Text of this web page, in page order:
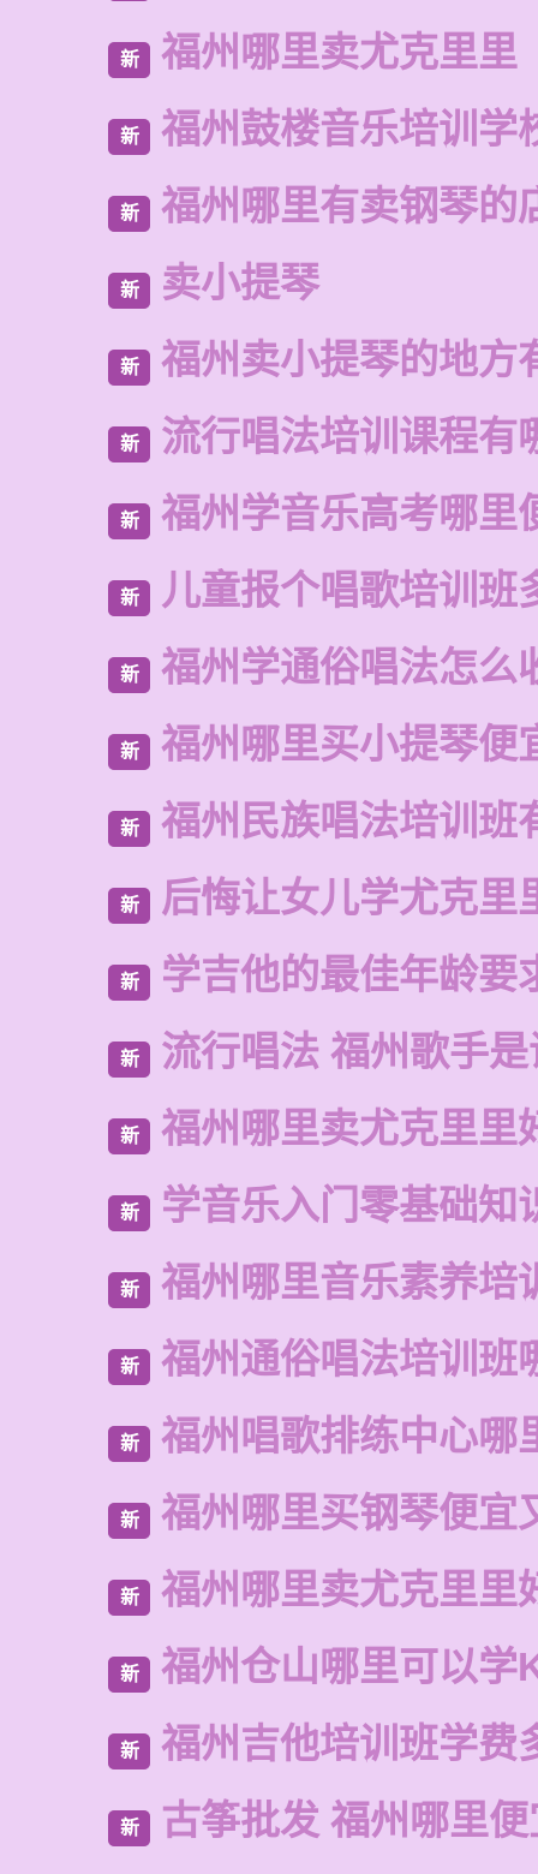
新 福州哪里卖尤克里里
新 福州鼓楼音乐培训学
新 福州哪里有卖钢琴的
新 卖小提琴
新 福州卖小提琴的地方
新 流行唱法培训课程有
新 福州学音乐高考哪里
新 儿童报个唱歌培训班
新 福州学通俗唱法怎么
新 福州哪里买小提琴便
新 福州民族唱法培训班
新 后悔让女儿学尤克里
新 学吉他的最佳年龄要
新 流行唱法 福州歌手是
新 福州哪里卖尤克里里
新 学音乐入门零基础知
新 福州哪里音乐素养培
新 福州通俗唱法培训班
新 福州唱歌排练中心哪
新 福州哪里买钢琴便宜
新 福州哪里卖尤克里里
新 福州仓山哪里可以学
新 福州吉他培训班学费
新 古筝批发 福州哪里